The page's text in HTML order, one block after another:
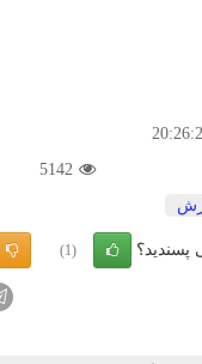
5142
پسندید؟ (1)